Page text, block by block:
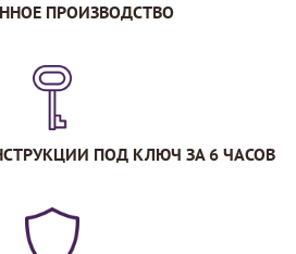
ПРОИЗВОДСТВО
ПОД КЛЮЧ ЗА 6 ЧАСОВ